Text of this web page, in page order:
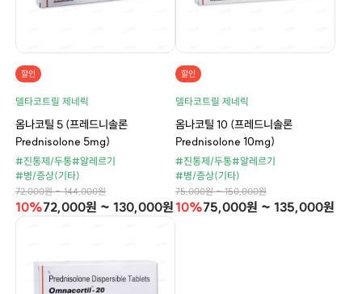
할인
델타코트릴 제네릭
옴나코틸 5 (프레드니솔론
Prednisolone 5mg)
#진통제/두통#알레르기
#병/증상(기타)
72,000원 ~ 144,000원
10%72,000원 ~ 130,000원
할인
델타코트릴 제네릭
옴나코틸 10 (프레드니솔론
Prednisolone 10mg)
#진통제/두통#알레르기
#병/증상(기타)
75,000원 ~ 150,000원
10%75,000원 ~ 135,000원